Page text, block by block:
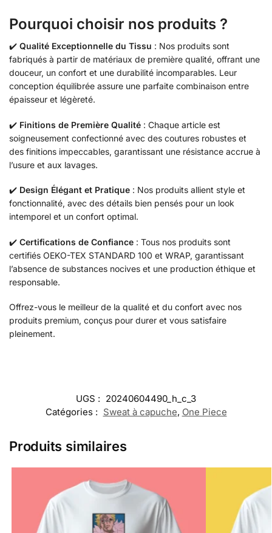
Pourquoi choisir nos produits ?
✔️ Qualité Exceptionnelle du Tissu : Nos produits sont
fabriqués à partir de matériaux de première qualité, offrant une
douceur, un confort et une durabilité incomparables. Leur
conception équilibrée assure une parfaite combinaison entre
épaisseur et légèreté.
✔️ Finitions de Première Qualité : Chaque article est
soigneusement confectionné avec des coutures robustes et
des finitions impeccables, garantissant une résistance accrue à
l’usure et aux lavages.
✔️ Design Élégant et Pratique : Nos produits allient style et
fonctionnalité, avec des détails bien pensés pour un look
intemporel et un confort optimal.
✔️ Certifications de Confiance : Tous nos produits sont
certifiés OEKO-TEX STANDARD 100 et WRAP, garantissant
l’absence de substances nocives et une production éthique et
responsable.
Offrez-vous le meilleur de la qualité et du confort avec nos
produits premium, conçus pour durer et vous satisfaire
pleinement.
UGS : 20240604490_h_c_3
Catégories : Sweat à capuche, One Piece
Produits similaires